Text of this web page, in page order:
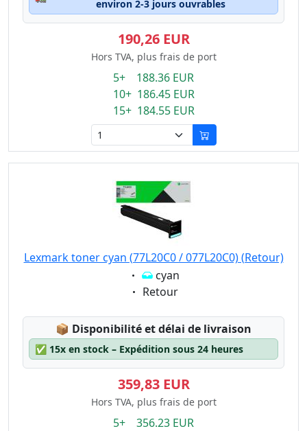
environ 2-3 jours ouvrables
190,26 EUR
Hors TVA, plus frais de port
5+ 188.36 EUR
10+ 186.45 EUR
15+ 184.55 EUR
Lexmark toner cyan (77L20C0 / 077L20C0) (Retour)
Eigenschaft:
cyan
Eigenschaft:
Retour
📦 Lagerstatus:
Disponibilité et délai de livraison
✅ 15x en stock – Expédition sous 24 heures
359,83 EUR
Hors TVA, plus frais de port
5+ 356.23 EUR